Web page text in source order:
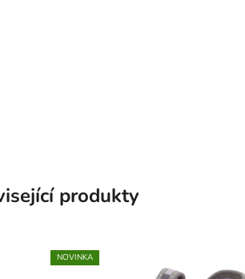
produkty
NOVINKA